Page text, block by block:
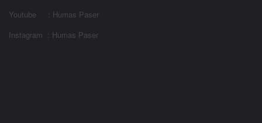
Youtube : Humas Paser
Instagram : Humas Paser